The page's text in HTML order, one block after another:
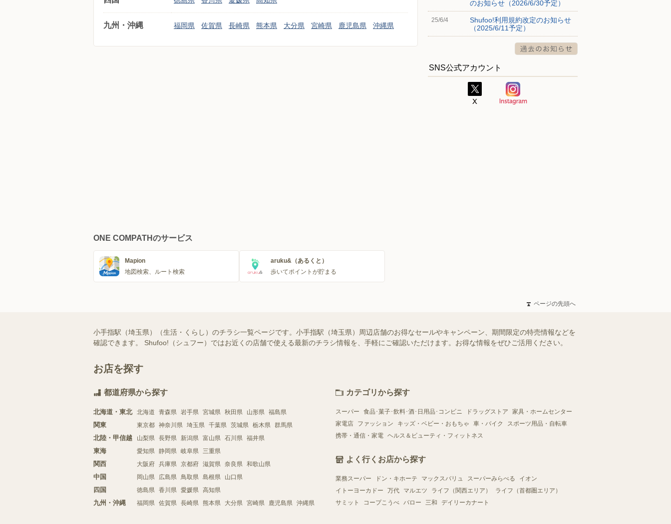
九州・沖縄 福岡県 佐賀県 長崎県 熊本県 大分県 宮崎県 鹿児島県 沖縄県
のお知らせ（2026/6/30予定）
25/6/4
Shufoo!利用規約改定のお知らせ
（2025/6/11予定）
SNS公式アカウント
ONE COMPATHのサービス
Mapion
地図検索、ルート検索
aruku&（あるくと）
歩いてポイントが貯まる
ページの先頭へ
小手指駅（埼玉県）（生活・くらし）のチラシ一覧ページです。小手指駅（埼玉県）周辺店舗のお得なセールやキャンペーン、期間限定の特売情報などを
確認できます。 Shufoo!（シュフー）ではお近くの店舗で使える最新のチラシ情報を、手軽にご確認いただけます。お得な情報をぜひご活用ください。
お店を探す
都道府県から探す
北海道・東北 北海道 青森県 岩手県 宮城県 秋田県 山形県 福島県
関東 東京都 神奈川県 埼玉県 千葉県 茨城県 栃木県 群馬県
北陸・甲信越 山梨県 長野県 新潟県 富山県 石川県 福井県
東海 愛知県 静岡県 岐阜県 三重県
関西 大阪府 兵庫県 京都府 滋賀県 奈良県 和歌山県
中国 岡山県 広島県 鳥取県 島根県 山口県
四国 徳島県 香川県 愛媛県 高知県
九州・沖縄 福岡県 佐賀県 長崎県 熊本県 大分県 宮崎県 鹿児島県 沖縄県
カテゴリから探す
スーパー 食品･菓子･飲料･酒･日用品･コンビニ ドラッグストア
家具・ホームセンター
家電店
ファッション キッズ・ベビー・おもちゃ 車・バイク
スポーツ用品・自転車
携帯・通信・家電 ヘルス＆ビューティ・フィットネス
よく行くお店から探す
業務スーパー ドン・キホーテ マックスバリュ スーパーみらべる
イオン
イトーヨーカドー
万代 マルエツ ライフ（関西エリア）
ライフ（首都圏エリア）
サミット
コープこうべ バロー 三和 デイリーカナート